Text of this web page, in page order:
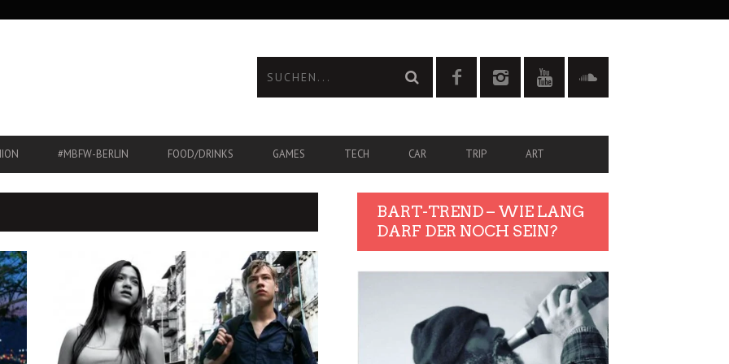
#MBFW-BERLIN FOOD/DRINKS GAMES TECH CAR TRIP ART
BART-TREND – WIE LANG
DARF DER NOCH SEIN?